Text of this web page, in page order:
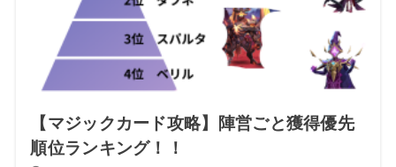
【マジックカード攻略】陣営ごと獲得優先
順位ランキング！！